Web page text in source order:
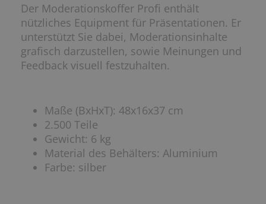
Der Moderationskoffer Profi enthält
nützliches Equipment für Präsentationen. Er
unterstützt Sie dabei, Moderationsinhalte
grafisch darzustellen, sowie Meinungen und
Feedback visuell festzuhalten.
Maße (BxHxT): 48x16x37 cm
2.500 Teile
Gewicht: 6 kg
Material des Behälters: Aluminium
Farbe: silber